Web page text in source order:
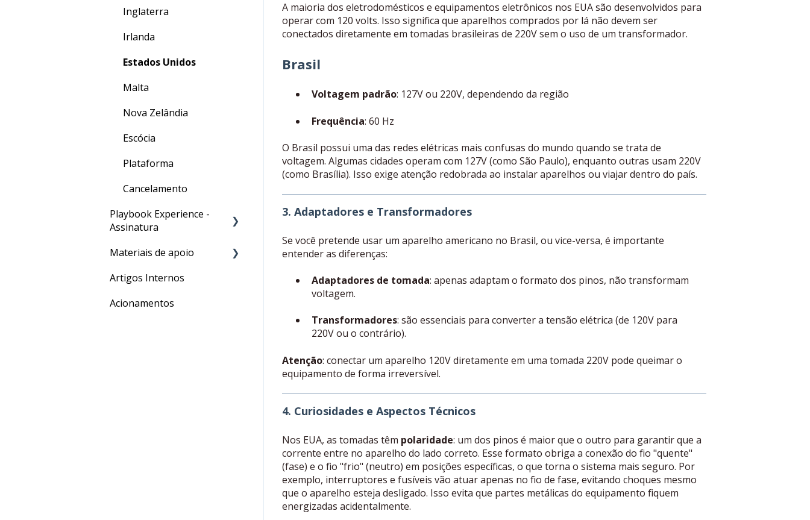
A maioria dos eletrodomésticos e equipamentos eletrônicos nos EUA são desenvolvidos para
operar com 120 volts. Isso significa que aparelhos comprados por lá não devem ser
conectados diretamente em tomadas brasileiras de 220V sem o uso de um transformador.
Brasil
Voltagem padrão: 127V ou 220V, dependendo da região
Frequência: 60 Hz
O Brasil possui uma das redes elétricas mais confusas do mundo quando se trata de
voltagem. Algumas cidades operam com 127V (como São Paulo), enquanto outras usam 220V
(como Brasília). Isso exige atenção redobrada ao instalar aparelhos ou viajar dentro do país.
3. Adaptadores e Transformadores
Se você pretende usar um aparelho americano no Brasil, ou vice-versa, é importante
entender as diferenças:
Adaptadores de tomada: apenas adaptam o formato dos pinos, não transformam
voltagem.
Transformadores: são essenciais para converter a tensão elétrica (de 120V para
220V ou o contrário).
Atenção: conectar um aparelho 120V diretamente em uma tomada 220V pode queimar o
equipamento de forma irreversível.
4. Curiosidades e Aspectos Técnicos
Nos EUA, as tomadas têm polaridade: um dos pinos é maior que o outro para garantir que a
corrente entre no aparelho do lado correto. Esse formato obriga a conexão do fio "quente"
(fase) e o fio "frio" (neutro) em posições específicas, o que torna o sistema mais seguro. Por
exemplo, interruptores e fusíveis vão atuar apenas no fio de fase, evitando choques mesmo
que o aparelho esteja desligado. Isso evita que partes metálicas do equipamento fiquem
energizadas acidentalmente.
Inglaterra
Irlanda
Estados Unidos
Malta
Nova Zelândia
Escócia
Plataforma
Cancelamento
Playbook Experience -
Assinatura
Processos
Materiais de apoio
Para o seu Intercâmbio
Artigos Internos
Acionamentos